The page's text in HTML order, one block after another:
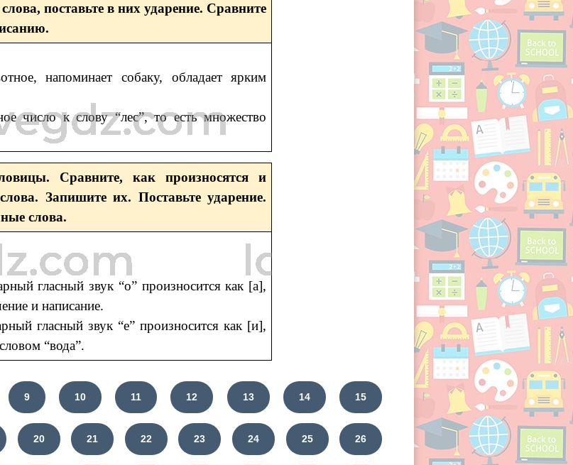
поставьте в них ударение. Сравните
напоминает собаку, обладает ярким
число к слову “лес”, то есть множество
Сравните, как произносятся и
Запишите их. Поставьте ударение.
слова.
гласный звук “о” произносится как [а],
и написание.
гласный звук “е” произносится как [и],
“вода”.
9 10 11 12 13 14 15
20 21 22 23 24 25 26